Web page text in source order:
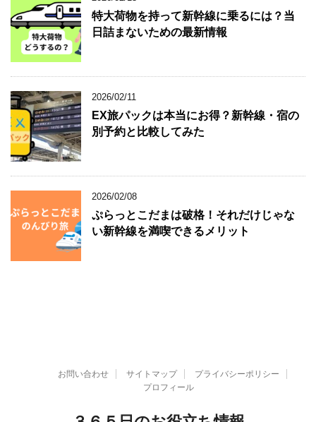
特大荷物を持って新幹線に乗るには？当
日詰まないための最新情報
2026/02/11
EX旅パックは本当にお得？新幹線・宿の
別予約と比較してみた
2026/02/08
ぷらっとこだまは破格！それだけじゃな
い新幹線を満喫できるメリット
お問い合わせ サイトマップ
プライバシーポリシー
プロフィール